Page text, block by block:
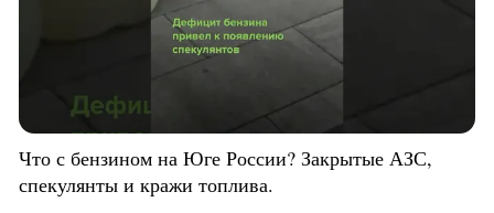
Что с бензином на Юге России? Закрытые АЗС,
спекулянты и кражи топлива.